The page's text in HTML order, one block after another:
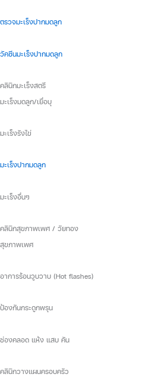
ตรวจมะเร็งปากมดลูก
วัคซีนมะเร็งปากมดลูก
คลินิกมะเร็งสตรี
มะเร็งมดลูก/เยื่อบุ
มะเร็งรังไข่
มะเร็งปากมดลูก
มะเร็งอื่นๆ
คลินิกสุขภาพเพศ / วัยทอง
สุขภาพเพศ
อาการร้อนวูบวาบ (Hot flashes)
ป้องกันกระดูกพรุน
ช่องคลอด แห้ง แสบ คัน
คลินิกวางแผนครอบครัว